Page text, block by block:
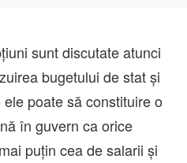
sunt discutate atunci
bugetului de stat şi
poate să constituire o
în guvern ca orice
puţin cea de salarii şi